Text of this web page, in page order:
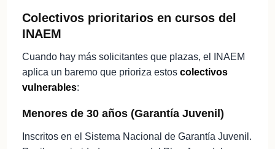
Colectivos prioritarios en cursos del
INAEM
Cuando hay más solicitantes que plazas, el INAEM
aplica un baremo que prioriza estos colectivos
vulnerables:
Menores de 30 años (Garantía Juvenil)
Inscritos en el Sistema Nacional de Garantía Juvenil.